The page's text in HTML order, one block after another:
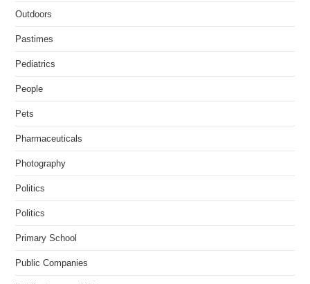
Outdoors
Pastimes
Pediatrics
People
Pets
Pharmaceuticals
Photography
Politics
Politics
Primary School
Public Companies